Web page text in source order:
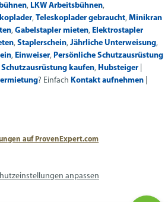
, LKW Arbeitsbühnen,
, Teleskoplader gebraucht, Minikran
, Gabelstapler mieten, Elektrostapler
, Staplerschein, Jährliche Unterweisung,
, Einweiser, Persönliche Schutzausrüstung
Schutzausrüstung kaufen, Hubsteiger
? Einfach Kontakt aufnehmen
auf ProvenExpert.com
anpassen